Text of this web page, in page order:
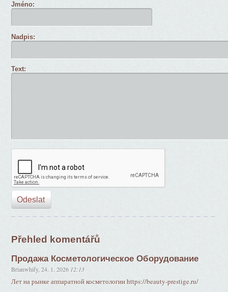
Jméno:
Nadpis:
Text:
Přehled komentářů
Продажа Косметологическое Оборудование
Brianwhify,24. 1. 2026 12:13
Лет на рынке аппаратной косметологии https://beauty-prestige.ru/